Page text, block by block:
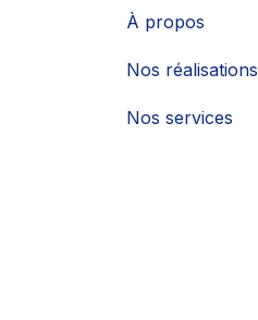
À propos
Nos réalisations
Nos services